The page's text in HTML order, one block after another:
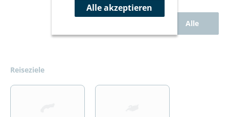
Alle
Reiseziele
>
>
Alle akzeptieren